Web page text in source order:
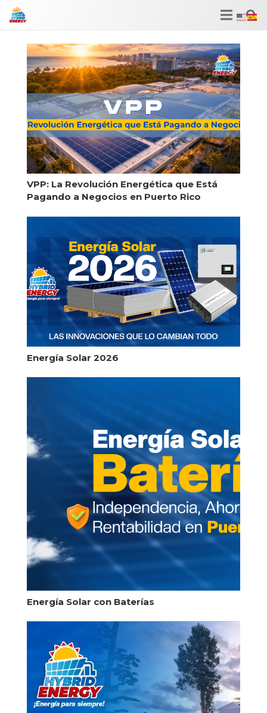
VPP: La Revolución Energética que Está
Pagando a Negocios en Puerto Rico
Energía Solar 2026
Energía Solar con Baterías